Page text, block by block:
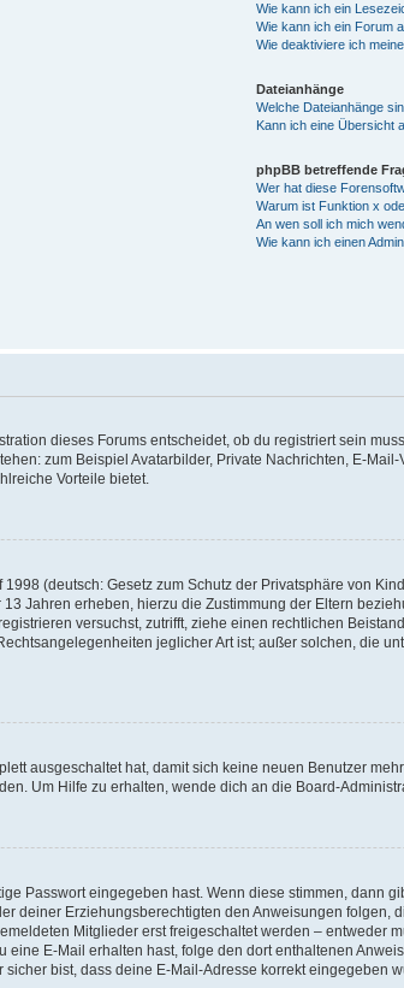
Wie kann ich ein
Wie kann ich ein Forum
Wie deaktiviere ich
Dateianhänge
Welche Dateianhänge
Kann ich eine Übersicht
phpBB betreffende
Wer hat diese
Warum ist Funktion x
An wen soll ich mich
Wie kann ich einen
dieses Forums entscheidet, ob du registriert sein
zum Beispiel Avatarbilder, Private Nachrichten, E-
Vorteile bietet.
(deutsch: Gesetz zum Schutz der Privatsphäre von
Jahren erheben, hierzu die Zustimmung der Eltern
versuchst, zutrifft, ziehe einen rechtlichen
jeglicher Art ist; außer solchen, die
ausgeschaltet hat, damit sich keine neuen Benutzer
Um Hilfe zu erhalten, wende dich an die Board-
Passwort eingegeben hast. Wenn diese stimmen, dann
deiner Erziehungsberechtigten den Anweisungen folgen,
Mitglieder erst freigeschaltet werden – entweder
E-Mail erhalten hast, folge den dort enthaltenen
bist, dass deine E-Mail-Adresse korrekt eingegeben